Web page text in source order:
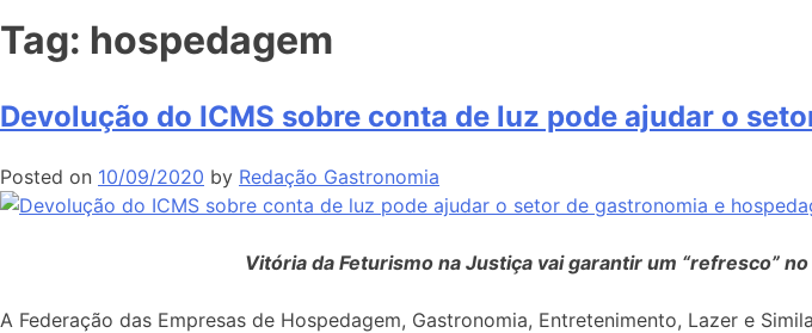
Tag: hospedagem
Devolução do ICMS sobre conta de luz pode ajudar o
Posted on 10/09/2020 by Redação Gastronomia
Vitória da Feturismo na Justiça vai garantir um “refresco”
A Federação das Empresas de Hospedagem, Gastronomia, Entretenimento, Lazer e